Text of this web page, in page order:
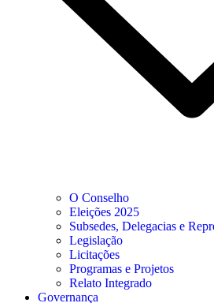
O Conselho
Eleições 2025
Subsedes, Delegacias e
Legislação
Licitações
Programas e Projetos
Relato Integrado
Governança